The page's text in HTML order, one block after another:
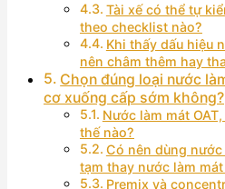
Tài xế có thể tự
theo checklist nào?
Khi thấy dấu hiệu
nên châm thêm hay
Chọn đúng loại nước
cơ xuống cấp sớm không?
Nước làm mát
thế nào?
Có nên dùng
tạm thay nước làm
Premix và